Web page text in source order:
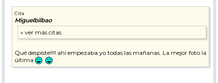
Cita
Miguelbilbao
Qué despiste!!!! ahí empezaba yo todas las mañanas. La mejor foto la
última